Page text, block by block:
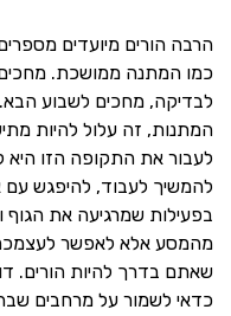
הרבה הורים מיועדים
כמו המתנה ממושכת.
לבדיקה, מחכים לשבוע
המתנות, זה עלול להיות
לעבור את התקופה הזו היא
להמשיך לעבוד, להיפגש עם
בפעילות שמרגיעה את
מהמסע אלא לאפשר
שאתם בדרך להיות הורים.
כדאי לשמור על מרחבים